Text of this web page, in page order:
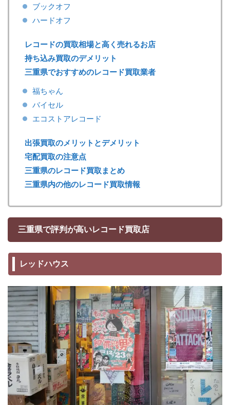
ブックオフ
ハードオフ
レコードの買取相場と高く売れるお店
持ち込み買取のデメリット
三重県でおすすめのレコード買取業者
福ちゃん
バイセル
エコストアレコード
出張買取のメリットとデメリット
宅配買取の注意点
三重県のレコード買取まとめ
三重県内の他のレコード買取情報
三重県で評判が高いレコード買取店
レッドハウス